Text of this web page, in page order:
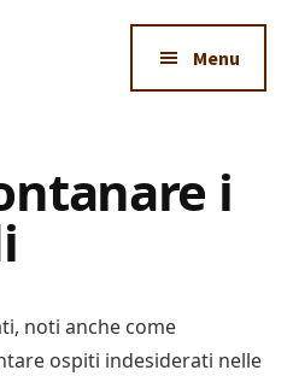
Menu
i
noti anche come
ospiti indesiderati nelle